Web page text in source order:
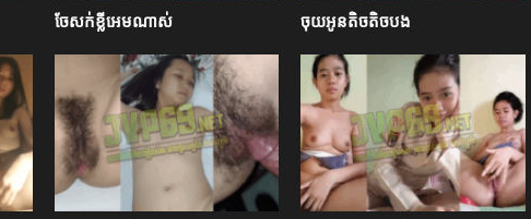
ចែសក់ខ្លីអេមណាស់ ចុយអូនតិចតិចបង